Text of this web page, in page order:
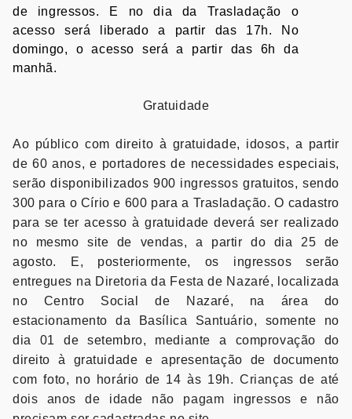
de ingressos. E no dia da Trasladação o
acesso será liberado a partir das 17h. No
domingo, o acesso será a partir das 6h da
manhã.
Gratuidade
Ao público com direito à gratuidade, idosos, a partir
de 60 anos, e portadores de necessidades especiais,
serão disponibilizados 900 ingressos gratuitos, sendo
300 para o Círio e 600 para a Trasladação. O cadastro
para se ter acesso à gratuidade deverá ser realizado
no mesmo site de vendas, a partir do dia 25 de
agosto. E, posteriormente, os ingressos serão
entregues na Diretoria da Festa de Nazaré, localizada
no Centro Social de Nazaré, na área do
estacionamento da Basílica Santuário, somente no
dia 01 de setembro, mediante a comprovação do
direito à gratuidade e apresentação de documento
com foto, no horário de 14 às 19h.Crianças de até
dois anos de idade não pagam ingressos e não